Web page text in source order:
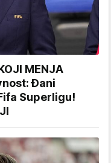
MENJA
Đani
Superligu!